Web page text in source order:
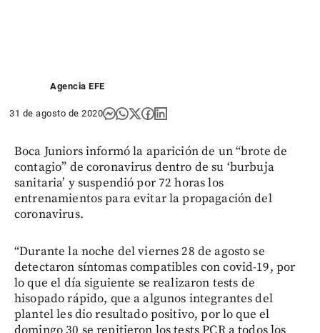
Agencia EFE
31 de agosto de 2020
Boca Juniors informó la aparición de un “brote de
contagio” de coronavirus dentro de su ‘burbuja
sanitaria’ y suspendió por 72 horas los
entrenamientos para evitar la propagación del
coronavirus.
“Durante la noche del viernes 28 de agosto se
detectaron síntomas compatibles con covid-19, por
lo que el día siguiente se realizaron tests de
hisopado rápido, que a algunos integrantes del
plantel les dio resultado positivo, por lo que el
domingo 30 se repitieron los tests PCR a todos los